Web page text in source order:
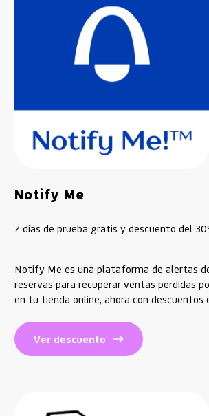
Notify Me
7 días de prueba gratis y descuento del
Notify Me es una plataforma de alertas
reservas para recuperar ventas perdidas
en tu tienda online, ahora con descuentos
Ver descuento